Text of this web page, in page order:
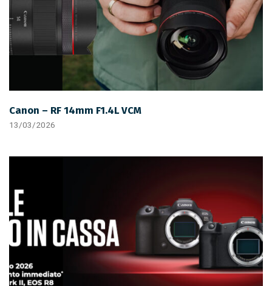
Canon – RF 14mm F1.4L VCM
13/03/2026